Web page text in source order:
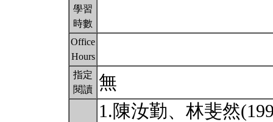
學習
時數
Office
Hours
指定
閱讀
無
1.陳汝勤、林斐然